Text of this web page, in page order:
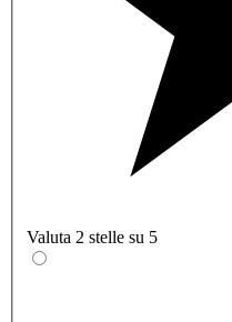
Valuta 2 stelle su 5